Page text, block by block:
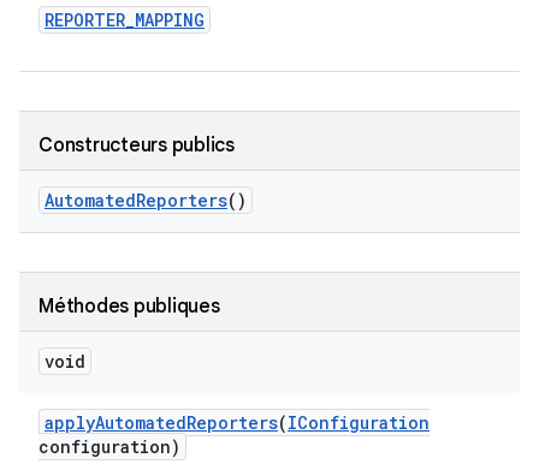
REPORTER_MAPPING
Constructeurs publics
AutomatedReporters()
Méthodes publiques
void
applyAutomatedReporters(IConfiguration
configuration)